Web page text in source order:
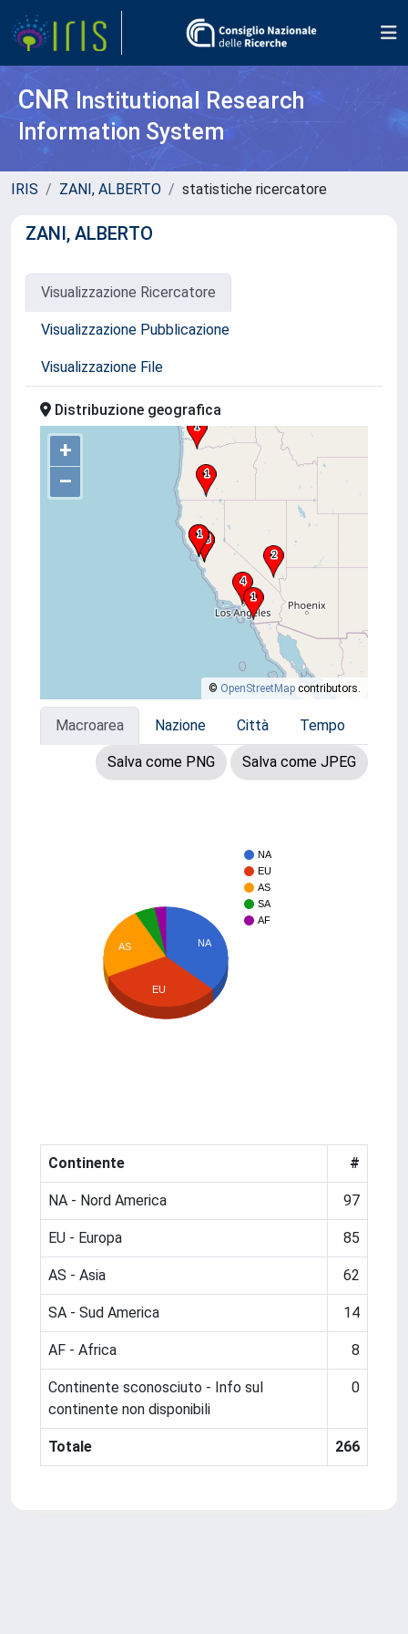
CNR Institutional Research
Information System
IRIS ZANI, ALBERTO statistiche ricercatore
ZANI, ALBERTO
Visualizzazione Ricercatore
Visualizzazione Pubblicazione
Visualizzazione File
Distribuzione geografica
+
–
© OpenStreetMap contributors.
Macroarea Nazione Città Tempo
Salva come PNG Salva come JPEG
NA
EU
AS
SA
AF
NA
AS
EU
Continente #
NA - Nord America 97
EU - Europa 85
AS - Asia 62
SA - Sud America 14
AF - Africa 8
Continente sconosciuto - Info sul
continente non disponibili
0
Totale 266